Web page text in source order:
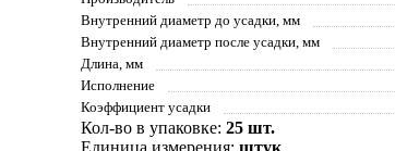
Внутренний диаметр до усадки, мм
Внутренний диаметр после усадки, мм
Длина, мм
Исполнение
Коэффициент усадки
Кол-во в упаковке: 25 шт.
Единица измерения: штук